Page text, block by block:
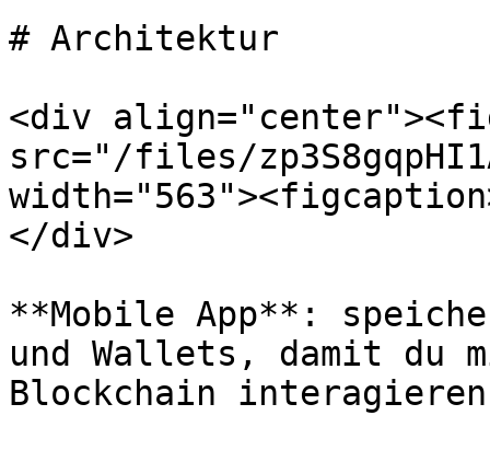
# Architektur
<div
src="/files/
</div>
**Mobile App**:
und Wallets, damit du
Blockchain